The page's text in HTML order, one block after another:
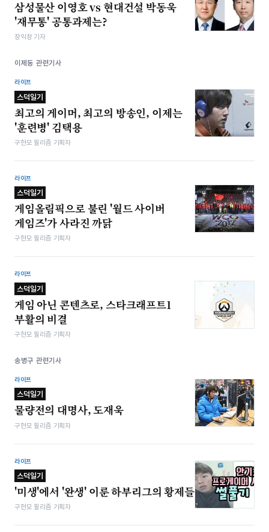
삼성물산 이영호 vs 현대건설 박동욱
'재무통' 공통과제는?
장익창 기자
이제동 관련기사
라이프
스덕일기
최고의 게이머, 최고의 방송인, 이제는
'훈련병' 김택용
구현모 필리즘 기획자
라이프
스덕일기
게임올림픽으로 불린 '월드 사이버
게임즈'가 사라진 까닭
구현모 필리즘 기획자
라이프
스덕일기
게임 아닌 콘텐츠로, 스타크래프트1
부활의 비결
구현모 필리즘 기획자
송병구 관련기사
라이프
스덕일기
물량전의 대명사, 도재욱
구현모 필리즘 기획자
라이프
스덕일기
'미생'에서 '완생' 이룬 하부리그의 황제들
구현모 필리즘 기획자